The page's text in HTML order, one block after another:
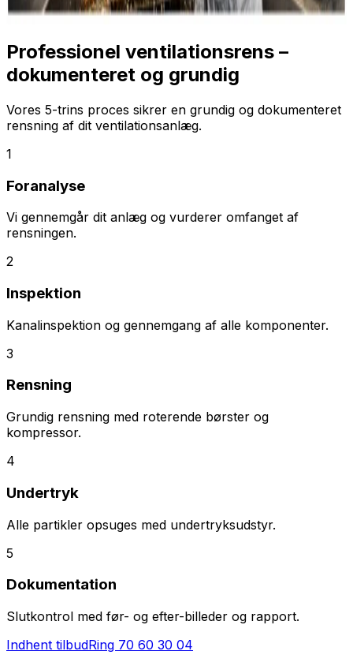
Professionel ventilationsrens –
dokumenteret og grundig
Vores 5-trins proces sikrer en grundig og dokumenteret
rensning af dit ventilationsanlæg.
1
Foranalyse
Vi gennemgår dit anlæg og vurderer omfanget af
rensningen.
2
Inspektion
Kanalinspektion og gennemgang af alle komponenter.
3
Rensning
Grundig rensning med roterende børster og
kompressor.
4
Undertryk
Alle partikler opsuges med undertryksudstyr.
5
Dokumentation
Slutkontrol med før- og efter-billeder og rapport.
Indhent tilbudRing 70 60 30 04